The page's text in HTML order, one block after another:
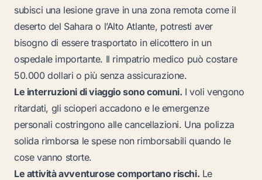
subisci una lesione grave in una zona remota come il
deserto del Sahara o l’Alto Atlante, potresti aver
bisogno di essere trasportato in elicottero in un
ospedale importante. Il rimpatrio medico può costare
50.000 dollari o più senza assicurazione.
Le interruzioni di viaggio sono comuni. I voli vengono
ritardati, gli scioperi accadono e le emergenze
personali costringono alle cancellazioni. Una polizza
solida rimborsa le spese non rimborsabili quando le
cose vanno storte.
Le attività avventurose comportano rischi. Le